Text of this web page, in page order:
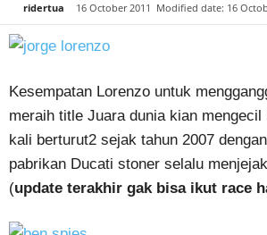
ridertua 16 October 2011 Modified date: 16
Kesempatan Lorenzo untuk
meraih title Juara dunia kian
kali berturut2 sejak tahun 2007
pabrikan Ducati stoner selalu
(update terakhir gak bisa ikut race